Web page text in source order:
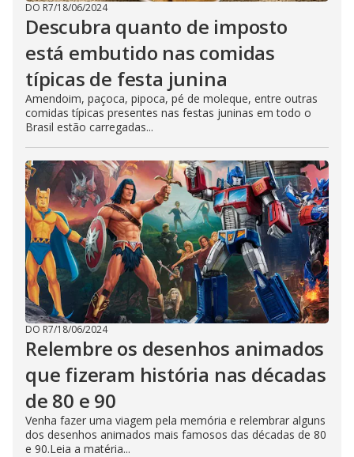
DO R7/18/06/2024
Descubra quanto de imposto
está embutido nas comidas
típicas de festa junina
Amendoim, paçoca, pipoca, pé de moleque, entre outras
comidas típicas presentes nas festas juninas em todo o
Brasil estão carregadas...
DO R7/18/06/2024
Relembre os desenhos animados
que fizeram história nas décadas
de 80 e 90
Venha fazer uma viagem pela memória e relembrar alguns
dos desenhos animados mais famosos das décadas de 80
e 90.Leia a matéria...